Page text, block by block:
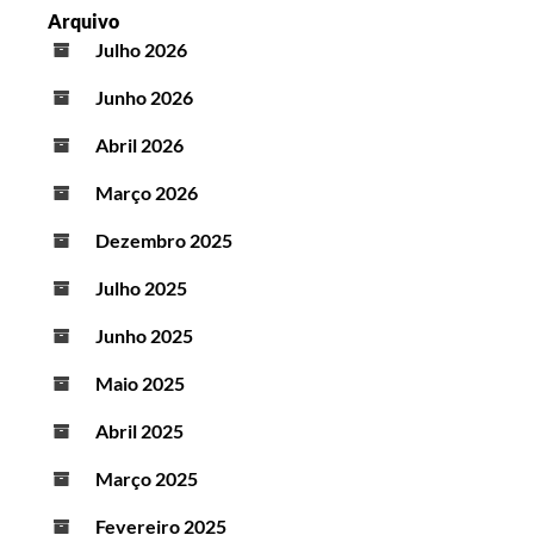
Arquivo
Julho 2026
Junho 2026
Abril 2026
Março 2026
Dezembro 2025
Julho 2025
Junho 2025
Maio 2025
Abril 2025
Março 2025
Fevereiro 2025